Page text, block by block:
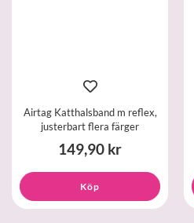
Airtag Katthalsband m reflex,
justerbart flera färger
149,90 kr
Köp